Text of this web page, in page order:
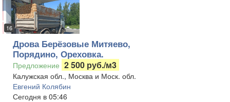
16
Дрова Берёзовые Митяево,
Порядино, Ореховка.
Предложение 2 500 руб./м3
Калужская обл., Москва и Моск. обл.
Евгений Колябин
Сегодня в 05:46